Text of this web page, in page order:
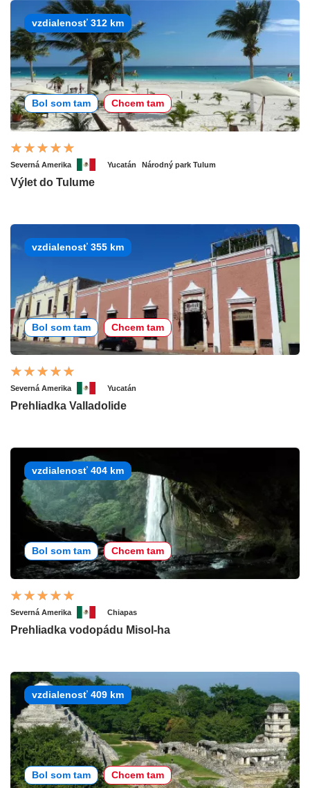
vzdialenosť 312 km
Bol som tam Chcem tam
Severná Amerika Yucatán Národný park Tulum
Výlet do Tulume
vzdialenosť 355 km
Bol som tam Chcem tam
Severná Amerika Yucatán
Prehliadka Valladolide
vzdialenosť 404 km
Bol som tam Chcem tam
Severná Amerika Chiapas
Prehliadka vodopádu Misol-ha
vzdialenosť 409 km
Bol som tam Chcem tam